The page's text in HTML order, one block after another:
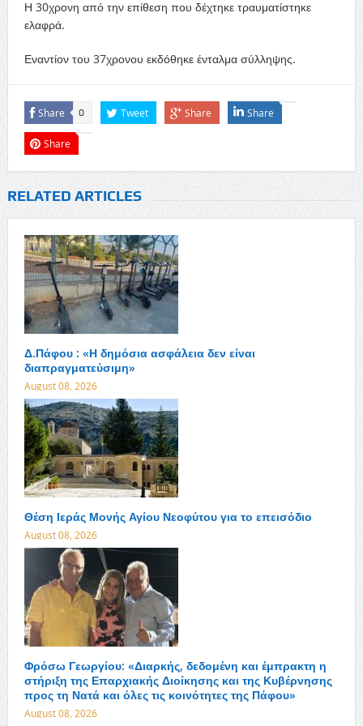
Η 30χρονη από την επίθεση που δέχτηκε τραυματίστηκε
ελαφρά.
Εναντίον του 37χρονου εκδόθηκε ένταλμα σύλληψης.
Share 0 Tweet Share Share
Share
RELATED ARTICLES
Δ.Πάφου : «Η δημόσια ασφάλεια δεν είναι
διαπραγματεύσιμη»
August 08, 2026
Θέση Ιεράς Μονής Αγίου Νεοφύτου για το επεισόδιο
August 08, 2026
Φρόσω Γεωργίου: «Διαρκής, δεδομένη και έμπρακτη η
στήριξη της Επαρχιακής Διοίκησης και της Κυβέρνησης
προς τη Νατά και όλες τις κοινότητες της Πάφου»
August 08, 2026